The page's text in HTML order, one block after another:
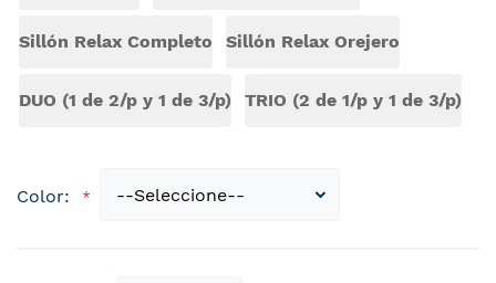
Sillón Relax Completo Sillón Relax Orejero
DUO (1 de 2/p y 1 de 3/p) TRIO (2 de 1/p y 1 de 3/p)
Color: